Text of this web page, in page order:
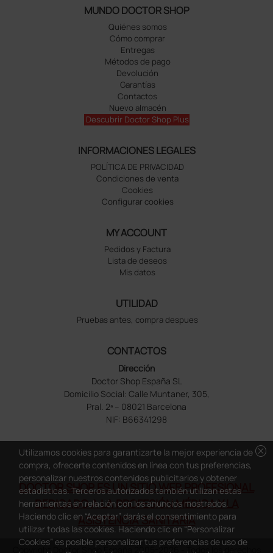
MUNDO DOCTOR SHOP
Quiénes somos
Cómo comprar
Entregas
Métodos de pago
Devolución
Garantías
Contactos
Nuevo almacén
Descubrir Doctor Shop Plus
INFORMACIONES LEGALES
POLÍTICA DE PRIVACIDAD
Condiciones de venta
Cookies
Configurar cookies
MY ACCOUNT
Pedidos y Factura
Lista de deseos
Mis datos
UTILIDAD
Pruebas antes, compra despues
CONTACTOS
Dirección
Doctor Shop España SL
Domicilio Social: Calle Muntaner, 305,
Pral. 2ª – 08021 Barcelona
NIF: B66341298
DOCTOR SHOP ES UN SITIO WEB PROFESIONAL
DEDICADO A LA PROFESIÓN MÉDICA Y LA
ASISTENCIA SANITARIA
Copyright Doctor Shop España 2005-2026 - Todos los derechos
cancel
Utilizamos cookies para garantizarte la mejor experiencia de
compra, ofrecerte contenidos en línea con tus preferencias,
personalizar nuestros contenidos publicitarios y obtener
estadísticas. Terceros autorizados también utilizan estas
herramientas en relación con los anuncios mostrados.
Haciendo clic en “Aceptar” darás el consentimiento para
utilizar todas las cookies. Haciendo clic en “Personalizar
Cookies” es posible personalizar tus preferencias de uso de